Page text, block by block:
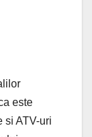
este
si ATV-uri